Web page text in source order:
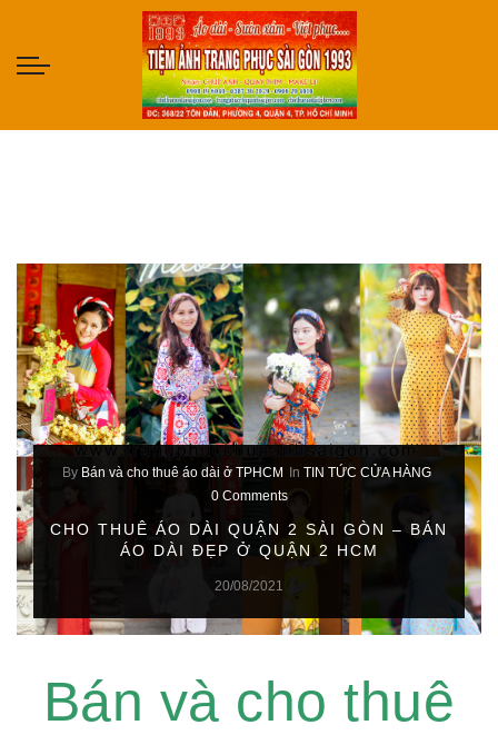
By Bán và cho thuê áo dài ở TPHCM In TIN TỨC CỬA HÀNG
0 Comments
CHO THUÊ ÁO DÀI QUẬN 2 SÀI GÒN – BÁN
ÁO DÀI ĐẸP Ở QUẬN 2 HCM
20/08/2021
Bán và cho thuê